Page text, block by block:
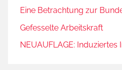
Eine Betrachtung zur
Gefesselte Arbeitskraft
NEUAUFLAGE: Induziertes